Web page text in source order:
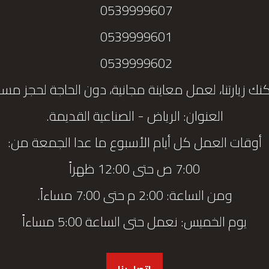
0539999607
0539999601
0539999602
زيارتنا، لعمل معاينة مجانية، دون الحاجة لحجز
العنوان: الرياض - الصناعية القديمة.
أوقات العمل كل أيام الأسبوع ما عدا الجمعة من:
7:00 ص حتى 12:00 ظهراً
ومن الساعة: 2:00 م حتى 7:00 مساءاً.
يوم الخميس: نعمل حتى الساعة 5:00 مساءاً